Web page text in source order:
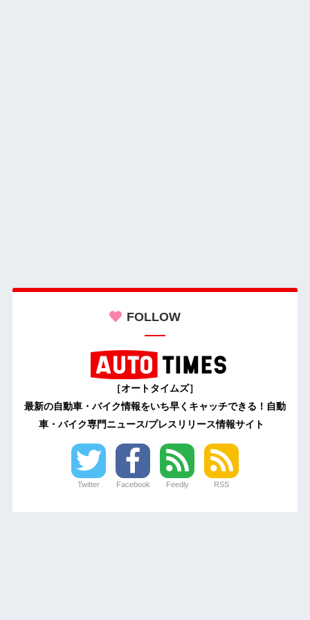
FOLLOW
［オートタイムズ］
最新の自動車・バイク情報をいち早くキャッチできる！自動
車・バイク専門ニュース/プレスリリース情報サイト
Twitter Facebook Feedly RSS